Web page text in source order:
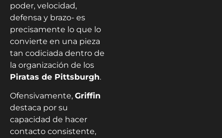
poder, velocidad,
defensa y brazo- es
precisamente lo que lo
convierte en una pieza
tan codiciada dentro de
la organización de los
Piratas de Pittsburgh.
Ofensivamente, Griffin
destaca por su
capacidad de hacer
contacto consistente,